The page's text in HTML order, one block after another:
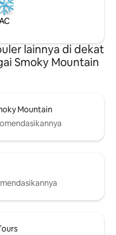
lainnya di dekat
Smoky Mountain
Mountain